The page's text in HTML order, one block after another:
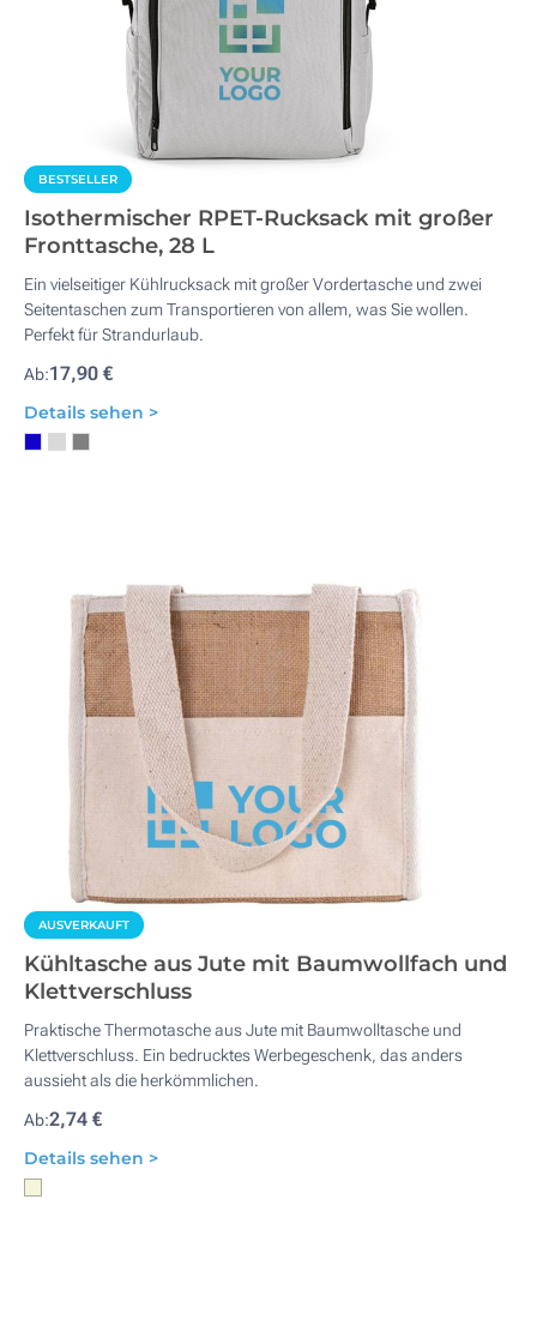
BESTSELLER
Isothermischer RPET-Rucksack mit großer
Fronttasche, 28 L
Ein vielseitiger Kühlrucksack mit großer Vordertasche und zwei
Seitentaschen zum Transportieren von allem, was Sie wollen.
Perfekt für Strandurlaub.
Ab:17,90 €
Details sehen >
AUSVERKAUFT
Kühltasche aus Jute mit Baumwollfach und
Klettverschluss
Praktische Thermotasche aus Jute mit Baumwolltasche und
Klettverschluss. Ein bedrucktes Werbegeschenk, das anders
aussieht als die herkömmlichen.
Ab:2,74 €
Details sehen >